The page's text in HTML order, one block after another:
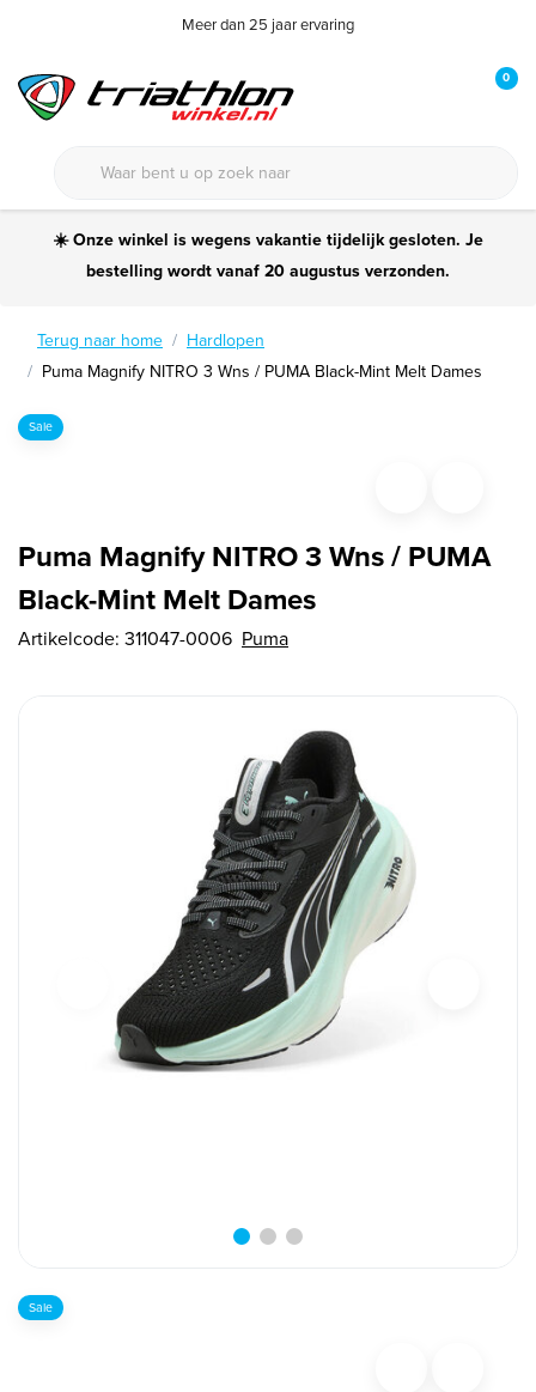
Meer dan 25 jaar ervaring
0
☀️ Onze winkel is wegens vakantie tijdelijk gesloten. Je
bestelling wordt vanaf 20 augustus verzonden.
Terug naar home
Hardlopen
Puma Magnify NITRO 3 Wns / PUMA Black-Mint Melt Dames
Sale
Puma Magnify NITRO 3 Wns / PUMA
Black-Mint Melt Dames
Artikelcode: 311047-0006 Puma
Sale